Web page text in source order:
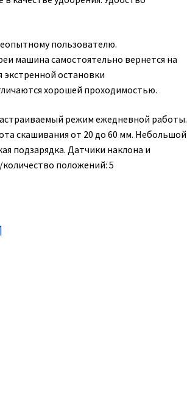
пользователю.
машина самостоятельно вернется на
экстренной остановки
хорошей проходимостью.
режим ежедневной работы.
скашивания от 20 до 60 мм. Небольшой
подзарядка. Датчики наклона и
положений: 5